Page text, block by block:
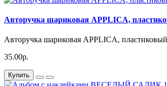
Авторучка шариковая APPLICA,
Авторучка шариковая APPLICA,​
35.00р.
Купить